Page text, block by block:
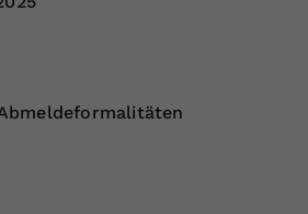
Einstellungen, falls der